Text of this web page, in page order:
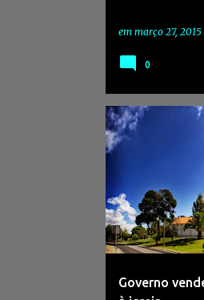
em março 27, 2015
0
Governo